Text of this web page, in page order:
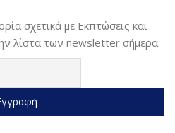
σχετικά με Εκπτώσεις και
λίστα των newsletter σήμερα.